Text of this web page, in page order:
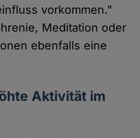
vorkommen."
Meditation oder
ebenfalls eine
Aktivität im